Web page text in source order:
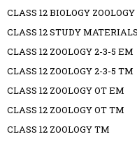
CLASS 12 BIOLOGY
CLASS 12 STUDY MATERIALS
CLASS 12 ZOOLOGY 2-3-5 EM
CLASS 12 ZOOLOGY 2-3-5 TM
CLASS 12 ZOOLOGY OT EM
CLASS 12 ZOOLOGY OT TM
CLASS 12 ZOOLOGY TM